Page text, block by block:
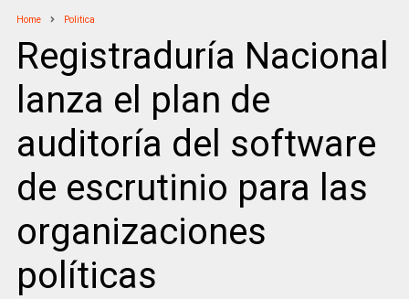
Home Politica
Registraduría Nacional
lanza el plan de
auditoría del software
de escrutinio para las
organizaciones
políticas